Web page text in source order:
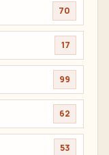
70
17
99
62
53